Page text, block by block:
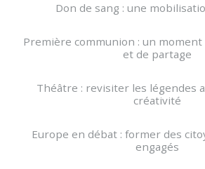
Don de sang : une
Première communion : un
et de partage
Théâtre : revisiter les légendes
créativité
Europe en débat : former des
engagés